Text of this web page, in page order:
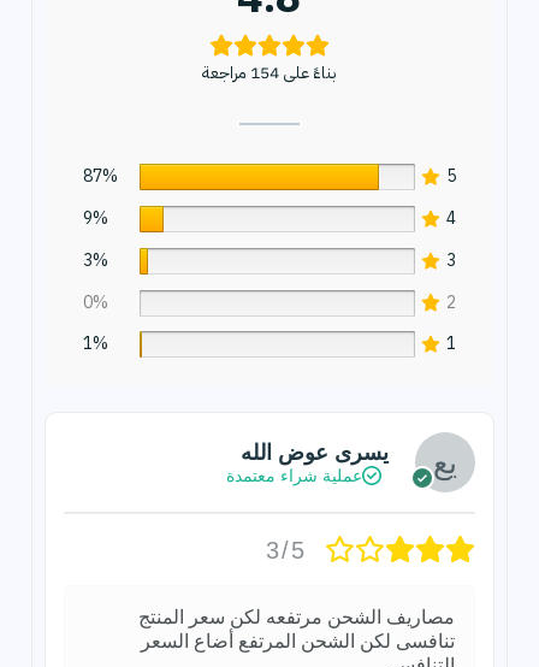
بناءً على 154 مراجعة
5
87%
4
9%
3
3%
2
0%
1
1%
يسرى عوض الله
عملية شراء معتمدة
3/5
مصاريف الشحن مرتفعه لكن سعر المنتج
تنافسى لكن الشحن المرتفع أضاع السعر